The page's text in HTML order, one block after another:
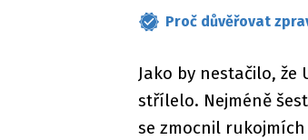
Proč důvěřovat
Jako by nestačilo, že
střílelo. Nejméně
se zmocnil